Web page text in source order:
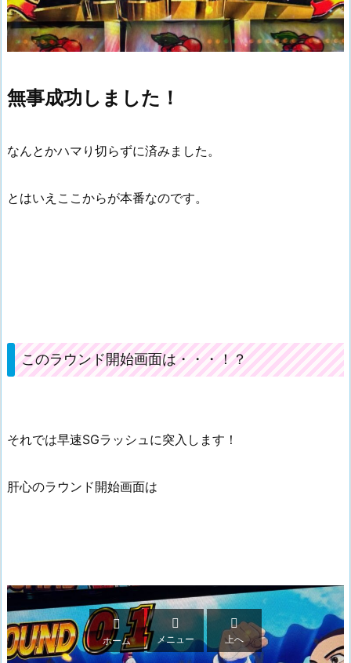
無事成功しました！
なんとかハマり切らずに済みました。
とはいえここからが本番なのです。
このラウンド開始画面は・・・！？
それでは早速SGラッシュに突入します！
肝心のラウンド開始画面は

ホーム

メニュー

上へ